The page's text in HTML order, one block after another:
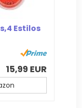
Estilos
15,99 EUR